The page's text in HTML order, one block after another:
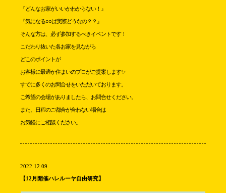
『どんなお家がいいかわからない！』
『気になる○○は実際どうなの？？』
そんな方は、必ず参加するべきイベントです！
こだわり抜いた各お家を見ながら
どこのポイントが
お客様に最適か住まいのプロがご提案します✨
すでに多くのお問合せをいただいております。
ご希望の会場がありましたら、お問合せください。
また、日程のご都合が合わない場合は
お気軽にご相談ください。
2022.12.09
【12月開催ハレルーヤ自由研究】